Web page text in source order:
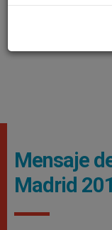
Mensaje
Madrid